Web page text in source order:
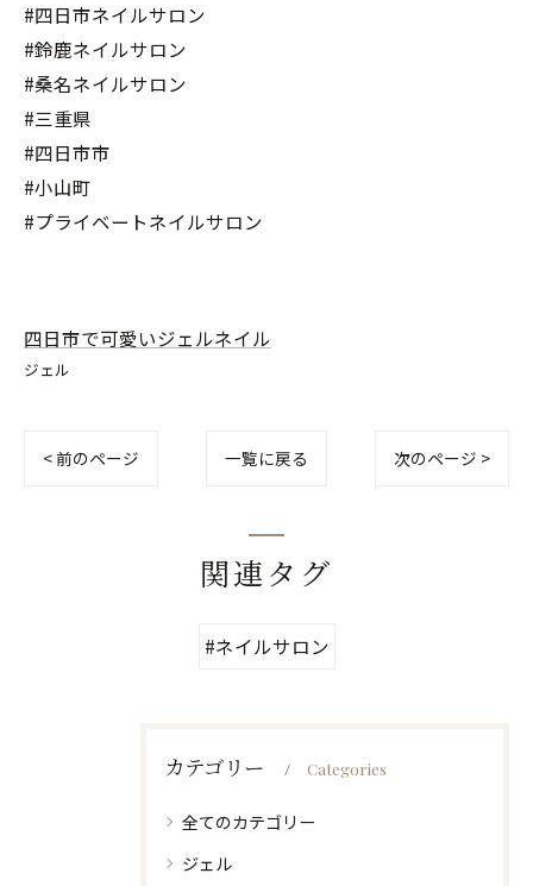
#四日市ネイルサロン
#鈴鹿ネイルサロン
#桑名ネイルサロン
#三重県
#四日市市
#小山町
#プライベートネイルサロン
四日市で可愛いジェルネイル
ジェル
< 前のページ 一覧に戻る 次のページ >
関連タグ
#ネイルサロン
カテゴリー Categories
全てのカテゴリー
ジェル